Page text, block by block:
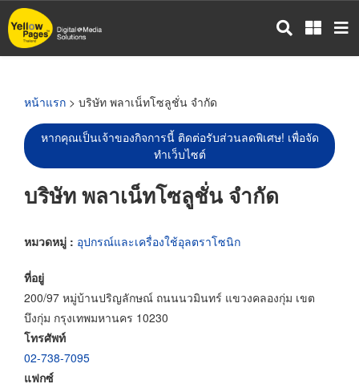
ข้าม
ไป
หน้าแรก > บริษัท พลาเน็ทโซลูชั่น จำกัด
หากคุณเป็นเจ้าของกิจการนี้ ติดต่อรับส่วนลดพิเศษ! เพื่อจัด
ทำเว็บไซต์
บริษัท พลาเน็ทโซลูชั่น จำกัด
หมวดหมู่ : อุปกรณ์และเครื่องใช้อุลตราโซนิก
ที่อยู่
200/97 หมู่บ้านปริญลักษณ์ ถนนนวมินทร์ แขวงคลองกุ่ม เขต
บึงกุ่ม กรุงเทพมหานคร 10230
โทรศัพท์
02-738-7095
แฟกซ์